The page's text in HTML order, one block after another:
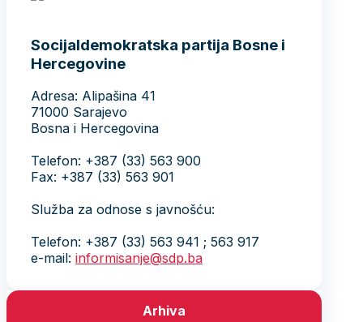
Socijaldemokratska partija Bosne i
Hercegovine
Adresa: Alipašina 41
71000 Sarajevo
Bosna i Hercegovina
Telefon: +387 (33) 563 900
Fax: +387 (33) 563 901
Služba za odnose s javnošću:
Telefon: +387 (33) 563 941 ; 563 917
e-mail: informisanje@sdp.ba
Arhiva